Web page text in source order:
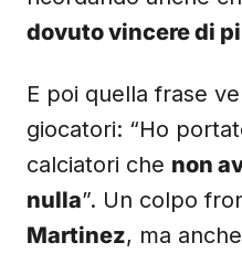
dovuto vincere di
E poi quella frase
giocatori: “Ho
calciatori che non
nulla”. Un colpo
Martinez , ma